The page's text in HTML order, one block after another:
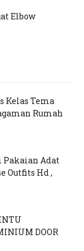
Elbow
Kelas Tema
Rumah
Pakaian Adat
Outfits Hd ,
DOOR